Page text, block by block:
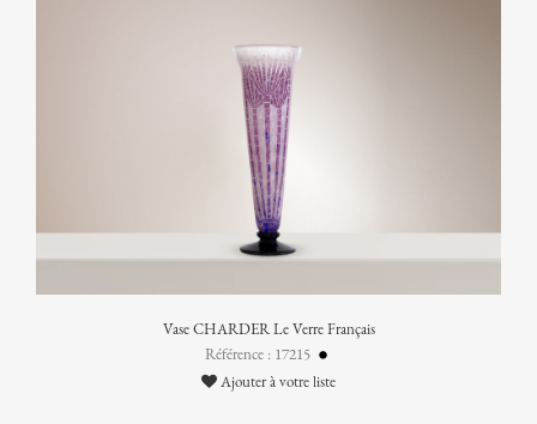
Vase CHARDER Le Verre Français
Référence : 17215
Ajouter à votre liste